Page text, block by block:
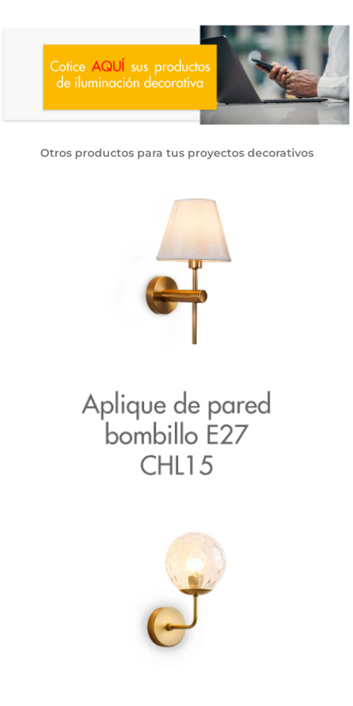
Otros productos para tus proyectos decorativos